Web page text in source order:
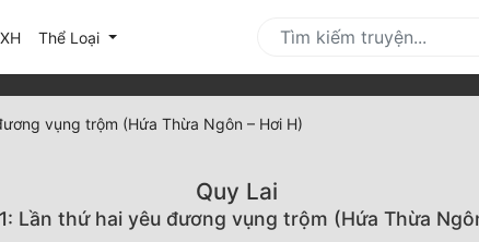
Thể Loại
vụng trộm (Hứa Thừa Ngôn – Hơi H)
Quy Lai
Lần thứ hai yêu đương vụng trộm (Hứa Thừa